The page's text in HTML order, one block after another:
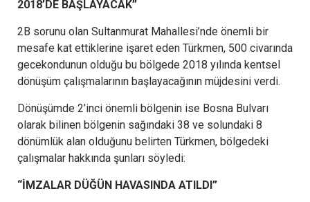
2018’DE BAŞLAYACAK”
2B sorunu olan Sultanmurat Mahallesi’nde önemli bir
mesafe kat ettiklerine işaret eden Türkmen, 500 civarında
gecekondunun olduğu bu bölgede 2018 yılında kentsel
dönüşüm çalışmalarının başlayacağının müjdesini verdi.
Dönüşümde 2’inci önemli bölgenin ise Bosna Bulvarı
olarak bilinen bölgenin sağındaki 38 ve solundaki 8
dönümlük alan olduğunu belirten Türkmen, bölgedeki
çalışmalar hakkında şunları söyledi:
“İMZALAR DÜĞÜN HAVASINDA ATILDI”